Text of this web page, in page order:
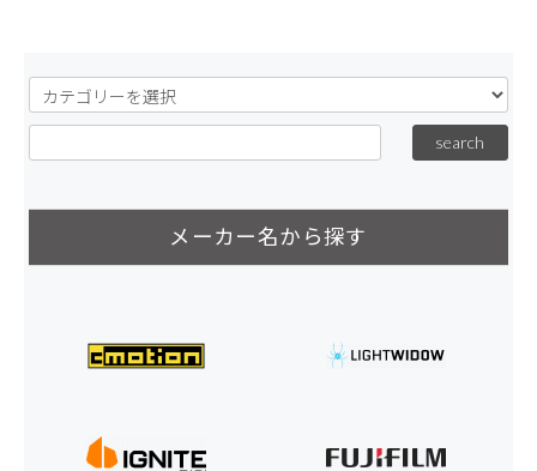
メーカー名から探す